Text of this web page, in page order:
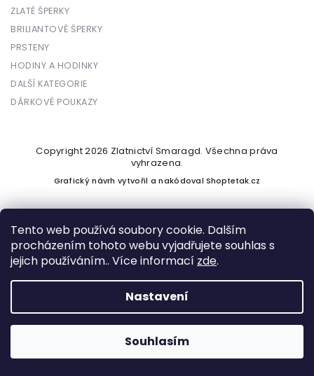
Tento web používá soubory cookie. Dalším
procházením tohoto webu vyjadřujete souhlas s
jejich používáním.. Více informací zde.
Nastavení
Souhlasím
ZLATÉ ŠPERKY
BRILIANTOVÉ ŠPERKY
PRSTENY
HODINY A HODINKY
DALŠÍ KATEGORIE
DÁRKOVÉ POUKAZY
Vytvořil Shoptet
Copyright 2026 Zlatnictví Smaragd. Všechna práva
vyhrazena.
Grafický návrh vytvořil a nakódovalShoptetak.cz
Podle zákona o evidenci tržeb je prodávající povinen vystavit
kupujícímu účtenku. Zároveň je povinen zaevidovat přijatou
tržbu u správce daně online; v případě technického výpadku
pak nejpozději do 48 hodin.